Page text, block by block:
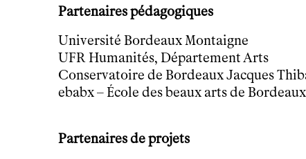
Partenaires pédagogiques
Université Bordeaux Montaigne
UFR Humanités, Département Arts
Conservatoire de BordeauxJacques
ebabx – École des beaux arts de Bordeaux
Partenaires de projets
Le théâtre
Artiste directrice
Artistes associé·es
Équipe
Salles
L'école